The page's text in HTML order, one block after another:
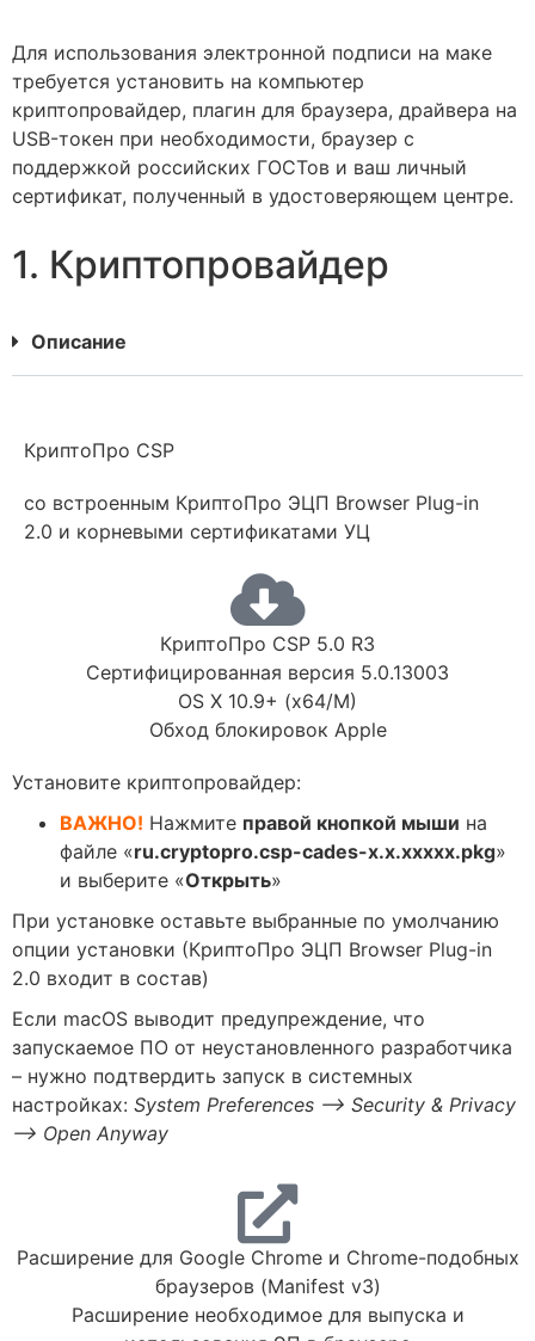
Для использования электронной подписи на маке
требуется установить на компьютер
криптопровайдер, плагин для браузера, драйвера на
USB-токен при необходимости, браузер с
поддержкой российских ГОСТов и ваш личный
сертификат, полученный в удостоверяющем центре.
1. Криптопровайдер
Описание
КриптоПро CSP
со встроенным КриптоПро ЭЦП Browser Plug-in
2.0 и корневыми сертификатами УЦ
КриптоПро CSP 5.0 R3
Сертифицированная версия 5.0.13003
OS X 10.9+ (x64/M)
Обход блокировок Apple
Установите криптопровайдер:
ВАЖНО! Нажмите правой кнопкой мыши на
файле «ru.cryptopro.csp-cades-x.x.xxxxx.pkg»
и выберите «Открыть»
При установке оставьте выбранные по умолчанию
опции установки (КриптоПро ЭЦП Browser Plug-in
2.0 входит в состав)
Если macOS выводит предупреждение, что
запускаемое ПО от неустановленного разработчика
– нужно подтвердить запуск в системных
настройках: System Preferences —> Security & Privacy
—> Open Anyway
Расширение для Google Chrome и Chrome-подобных
браузеров (Manifest v3)
Расширение необходимое для выпуска и